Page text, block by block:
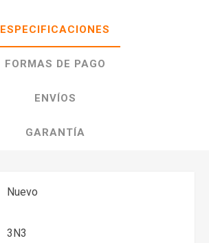
ESPECIFICACIONES
FORMAS DE PAGO
ENVÍOS
GARANTÍA
Nuevo
3N3